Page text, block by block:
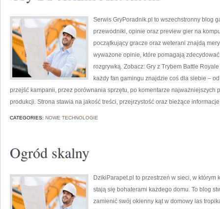
Serwis GryPoradnik.pl to wszechstronny blog
przewodniki, opinie oraz preview gier na
początkujący gracze oraz weterani znajdą
wyważone opinie, które pomagają
rozgrywką. Zobacz: Gry z Trybem Battle
każdy fan gamingu znajdzie coś dla siebie –
przejść kampanii, przez porównania sprzętu, po komentarze najważniejszych
produkcji. Strona stawia na jakość treści, przejrzystość oraz bieżące
CATEGORIES: NOWE TECHNOLOGIE
Ogród skalny
DzikiParapet.pl to przestrzeń w sieci, w
stają się bohaterami każdego domu. To blog
zamienić swój okienny kąt w domowy las